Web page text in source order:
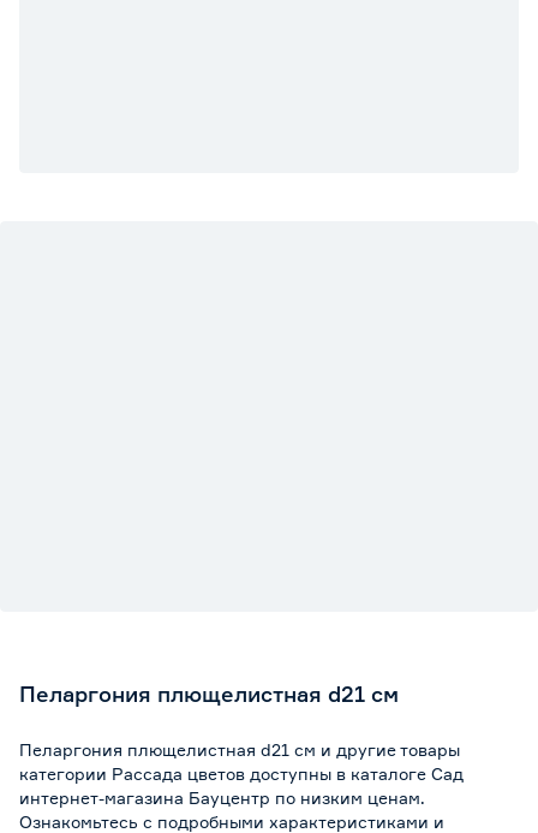
Пеларгония плющелистная d21 см
Пеларгония плющелистная d21 см и другие товары
категории Рассада цветов доступны в каталоге Сад
интернет-магазина Бауцентр по низким ценам.
Ознакомьтесь с подробными характеристиками и